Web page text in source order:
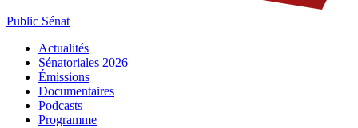
Public Sénat
Actualités
Sénatoriales 2026
Émissions
Documentaires
Podcasts
Programme